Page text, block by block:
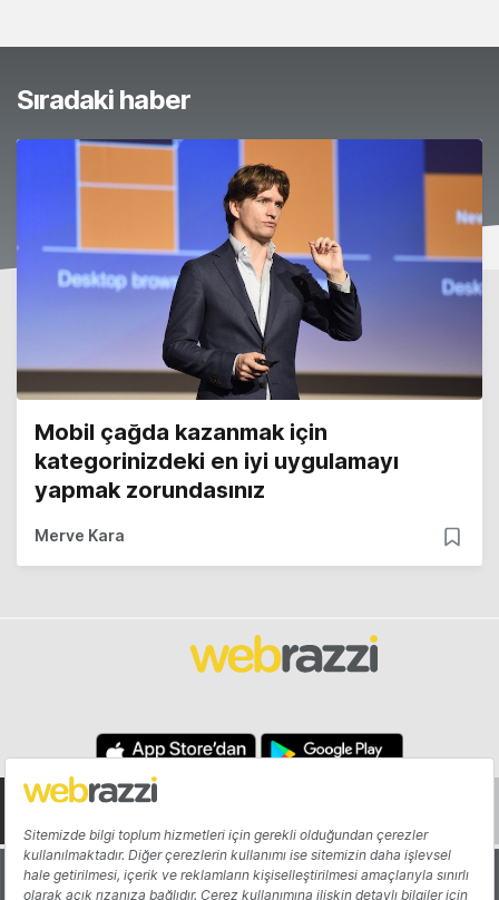
Sıradaki haber
Mobil çağda kazanmak için
kategorinizdeki en iyi uygulamayı
yapmak zorundasınız
Merve Kara
Hakkında Yazarlar